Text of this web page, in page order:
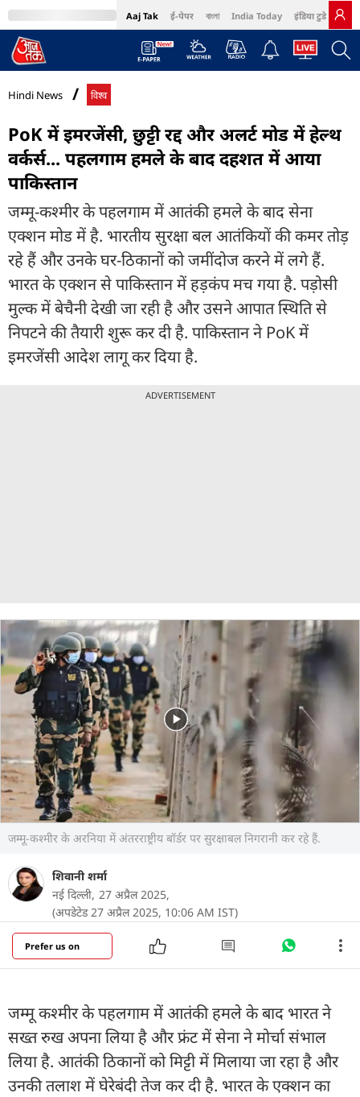
Aaj Tak ई-पेपर বাংলা India Today इंडिया टुडे हिंदी
MumbaiTak Cosmopolitan Harper's Bazaar Northeast
Hindi News विश्व
PoK में इमरजेंसी, छुट्टी रद्द और अलर्ट मोड में हेल्थ
वर्कर्स... पहलगाम हमले के बाद दहशत में आया
पाकिस्तान
जम्मू-कश्मीर के पहलगाम में आतंकी हमले के बाद सेना
एक्शन मोड में है. भारतीय सुरक्षा बल आतंकियों की कमर तोड़
रहे हैं और उनके घर-ठिकानों को जमींदोज करने में लगे हैं.
भारत के एक्शन से पाकिस्तान में हड़कंप मच गया है. पड़ोसी
मुल्क में बेचैनी देखी जा रही है और उसने आपात स्थिति से
निपटने की तैयारी शुरू कर दी है. पाकिस्तान ने PoK में
इमरजेंसी आदेश लागू कर दिया है.
ADVERTISEMENT
जम्मू-कश्मीर के अरनिया में अंतरराष्ट्रीय बॉर्डर पर सुरक्षाबल निगरानी कर रहे हैं.
शिवानी शर्मा
नई दिल्ली, 27 अप्रैल 2025,
(अपडेटेड 27 अप्रैल 2025, 10:06 AM IST)
Prefer us on
जम्मू कश्मीर के पहलगाम में आतंकी हमले के बाद भारत ने
सख्त रुख अपना लिया है और फ्रंट में सेना ने मोर्चा संभाल
लिया है. आतंकी ठिकानों को मिट्टी में मिलाया जा रहा है और
उनकी तलाश में घेरेबंदी तेज कर दी है. भारत के एक्शन का